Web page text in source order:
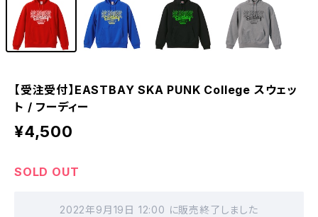
【受注受付】EASTBAY SKA PUNK College スウェッ
ト / フーディー
¥4,500
SOLD OUT
2022年9月19日 12:00 に販売終了しました